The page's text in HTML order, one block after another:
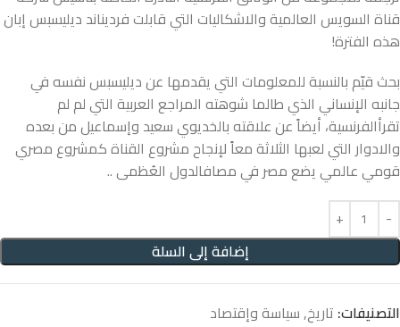
قناة السويس العالمية والاشكاليات التي قابلت فرديناند ديليسبس إبان
هذه الفترة!
بحث قيّم بالنسبة للمعلومات التي يقدمها عن ديليسبس نفسه في
جانبه الإنساني الذي طالما شوهته المراجع العربية التي لم لم
تقرأالفرنسية، أيضاً عن علاقته بالخديوي سعيد وإسماعيل من بعده
والادوار التي لعبها الثلاثة معاً لإنجاح مشروع القناة كمشروع مصري
قومي عالمي يضع مصر في مصافالدول العُظمى ..
إضافة إلى السلة
التصنيفات: تاريخ,سياسة وإقتصاد